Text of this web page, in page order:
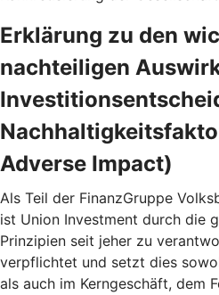
Erklärung zu den
nachteiligen
Adverse Impact)
Als Teil der FinanzGruppe
ist Union Investment durch die
Prinzipien seit jeher zu
verpflichtet und setzt dies
als auch im Kerngeschäft, dem